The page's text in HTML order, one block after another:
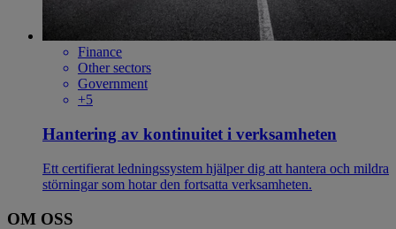
Finance
Other sectors
Government
+5
Hantering av kontinuitet i verksamheten
Ett certifierat ledningssystem hjälper dig att hantera och mildra
störningar som hotar den fortsatta verksamheten.
OM OSS